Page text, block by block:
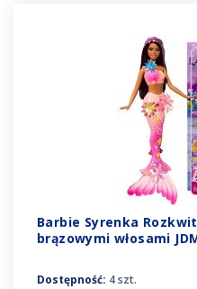
Barbie Syrenka
brązowymi włosami
Dostępność: 4 szt.